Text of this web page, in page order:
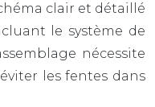
clair et détaillé
le système de
nécessite
les fentes dans